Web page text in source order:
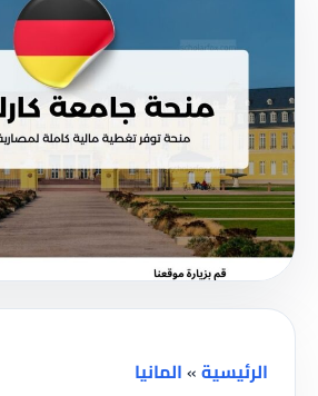
الرئيسية»المانيا